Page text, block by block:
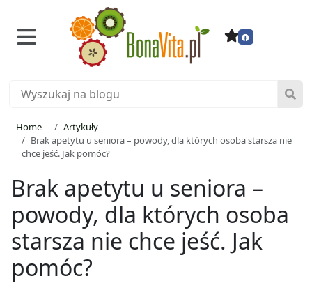
Home
Artykuły
Brak apetytu u seniora – powody, dla których osoba starsza nie
chce jeść. Jak pomóc?
Brak apetytu u seniora –
powody, dla których osoba
starsza nie chce jeść. Jak
pomóc?